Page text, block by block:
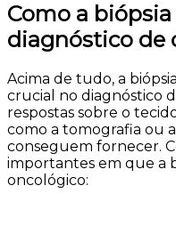
Como a
diagnóstico de
Acima de tudo, a
crucial no diagnóstico
respostas sobre o
como a tomografia ou
conseguem fornecer.
importantes em que a
oncológico: